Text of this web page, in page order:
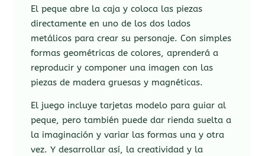
El peque abre la caja y coloca las piezas
directamente en uno de los dos lados
metálicos para crear su personaje. Con simples
formas geométricas de colores, aprenderá a
reproducir y componer una imagen con las
piezas de madera gruesas y magnéticas.
El juego incluye tarjetas modelo para guiar al
peque, pero también puede dar rienda suelta a
la imaginación y variar las formas una y otra
vez. Y desarrollar así, la creatividad y la